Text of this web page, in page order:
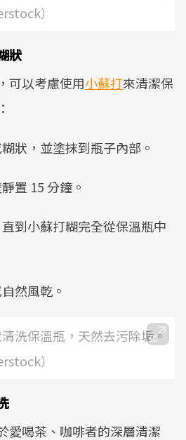
）
狀
可以考慮使用小蘇打來清潔保
狀，並塗抹到瓶子內部。
置 15 分鐘。
到小蘇打糊完全從保溫瓶中
然風乾。
洗保溫瓶，天然去污除垢。
）
愛喝茶、咖啡者的深層清潔